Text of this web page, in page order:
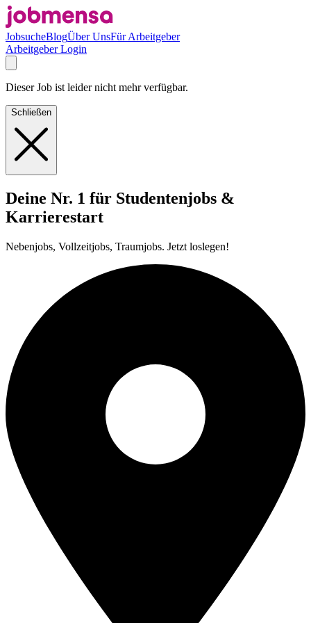
JobsucheBlogÜber UnsFür Arbeitgeber
Arbeitgeber Login
Dieser Job ist leider nicht mehr verfügbar.
Schließen
Deine Nr. 1 für Studentenjobs &
Karrierestart
Nebenjobs, Vollzeitjobs, Traumjobs. Jetzt loslegen!